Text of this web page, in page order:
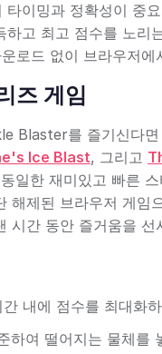
타이밍과 정확성이 중
하고 최고 점수를 노리
로드 없이 브라우저
즈 게임
Blaster를 즐기신다면
Ice Blast, 그리고
일한 재미있고 빠른
해제된 브라우저 게임
시간 동안 즐거움을 선
내에 점수를 최대화
하여 떨어지는 물체를